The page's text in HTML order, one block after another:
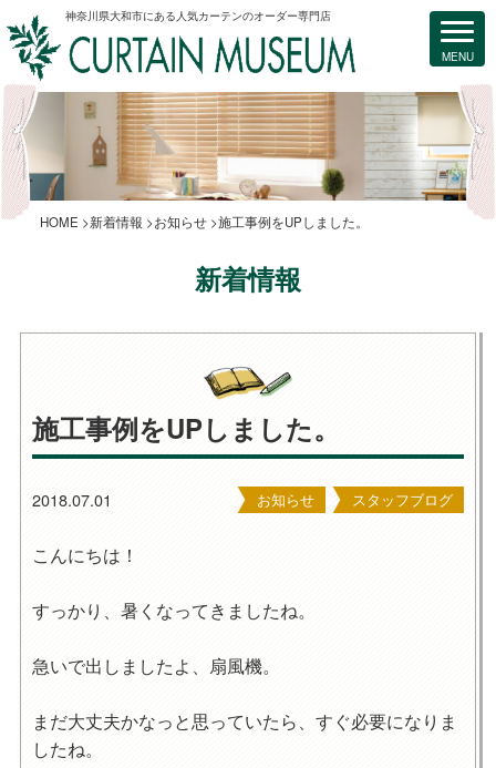
神奈川県大和市にある人気カーテンのオーダー専門店
HOME 新着情報 お知らせ 施工事例をUPしました。
新着情報
施工事例をUPしました。
2018.07.01 お知らせ スタッフブログ
こんにちは！
すっかり、暑くなってきましたね。
急いで出しましたよ、扇風機。
まだ大丈夫かなっと思っていたら、すぐ必要になりま
したね。